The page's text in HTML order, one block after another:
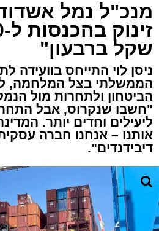
מנכ"ל נמל
שקל ברבעון"
ניסן לוי התייחס בוועידה
הממשלתי בצל המלחמה,
הביטחון ולתחרות מול
"חשבו שנקרוס, אבל
ליעילים וחדים יותר.
אותנו – אנחנו חברה
דיבידנדים".